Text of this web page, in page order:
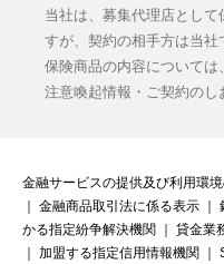
当社は、募集代理店とし
すが、契約の相手方は当社
保険商品の内容については
注意喚起情報・ご契約のし
金融サービスの提供及び利用環
金融商品取引法に係る表示
かる指定紛争解決機関
貸金業
加盟する指定信用情報機関